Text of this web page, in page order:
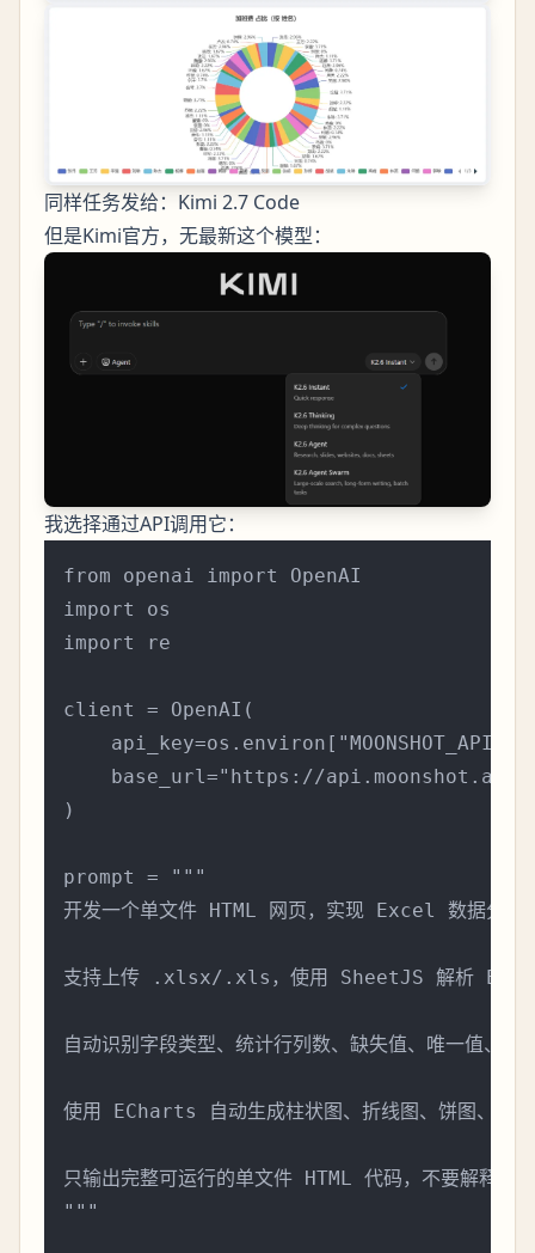
同样任务发给：Kimi 2.7 Code
但是Kimi官方，无最新这个模型：
我选择通过API调用它：
from openai import OpenAI
import os
import re
client = OpenAI(
base_url="https://api.moonshot.ai/
)
prompt = """
开发一个单文件 HTML 网页，实现 Excel 数据分析
支持上传 .xlsx/.xls，使用 SheetJS 解析 Excel，
自动识别字段类型、统计行列数、缺失值、唯一值、
使用 ECharts 自动生成柱状图、折线图、饼图、散
只输出完整可运行的单文件 HTML 代码，不要解释，
"""